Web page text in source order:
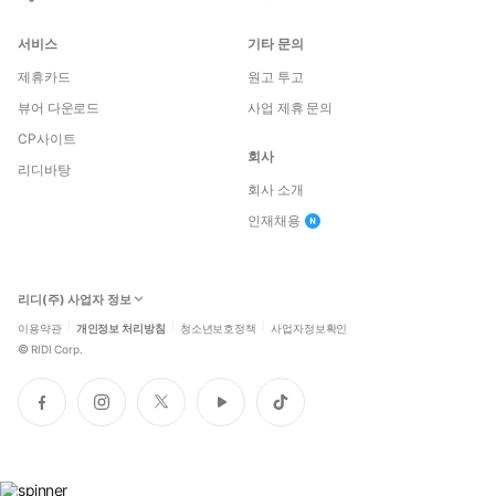
서비스
제휴카드
뷰어 다운로드
CP사이트
리디바탕
기타 문의
원고 투고
사업 제휴 문의
회사
회사 소개
인재채용
리디(주) 사업자 정보
이용약관 개인정보 처리방침 청소년보호정책 사업자정보확인
© RIDI Corp.
페
이
인
스
트
위
유
튜
틱
톡